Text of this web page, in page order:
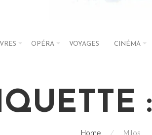
OPÉRA VOYAGES CINÉMA
:
Home / Milos